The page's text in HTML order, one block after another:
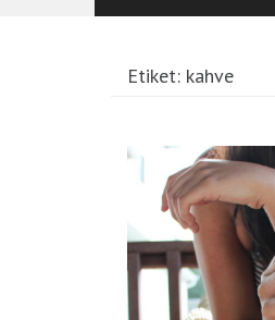
Etiket: kahve